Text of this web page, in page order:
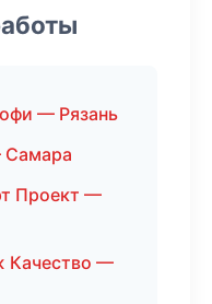
— Рязань
Проект —
Качество —